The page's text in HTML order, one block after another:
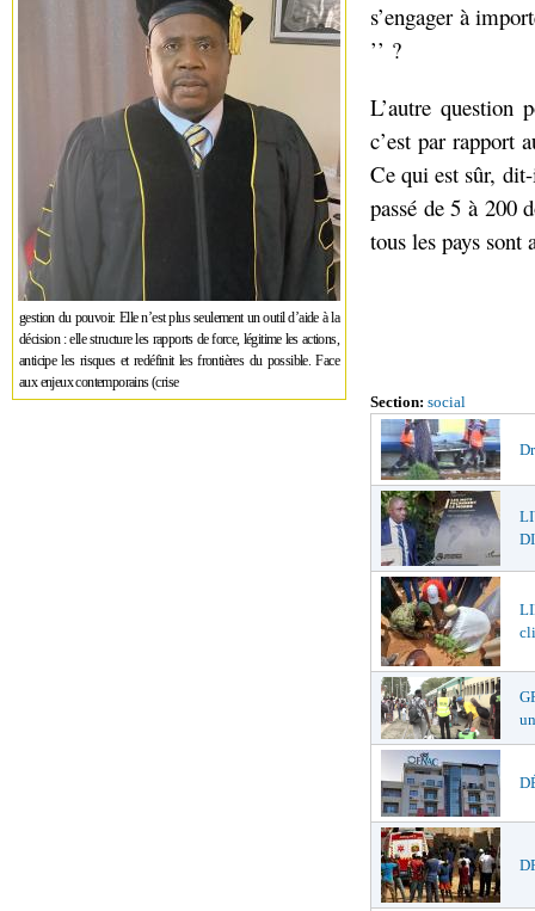
gestion du pouvoir. Elle n’est plus seulement un outil d’aide à la
décision : elle structure les rapports de force, légitime les actions,
anticipe les risques et redéfinit les frontières du possible. Face
aux enjeux contemporains (crise
s’engager à
’’ ?
L’autre question
c’est par rapport
Ce qui est sûr,
passé de 5 à 200
tous les pays sont
Section: social